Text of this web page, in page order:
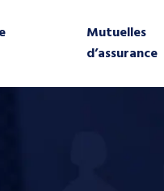
Mutuelles
d’assurance